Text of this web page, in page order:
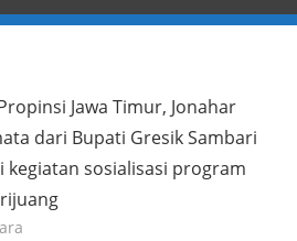
Jawa Timur, Jonahar
dari Bupati Gresik Sambari
kegiatan sosialisasi program